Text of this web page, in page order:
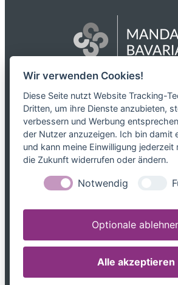
Das Netzwerk
Partnerkanzleien
Karriere
Kontakt
Leistungen
Downloads
Tel. 0800
info@mandatum-
Wir verwenden Cookies!
Diese Seite nutzt Website Tracking-
Dritten, um ihre Dienste anzubieten,
verbessern und Werbung
der Nutzer anzuzeigen. Ich bin damit
und kann meine Einwilligung jederzeit
die Zukunft widerrufen oder ändern.
Notwendig
Optionale
Alle akzeptieren